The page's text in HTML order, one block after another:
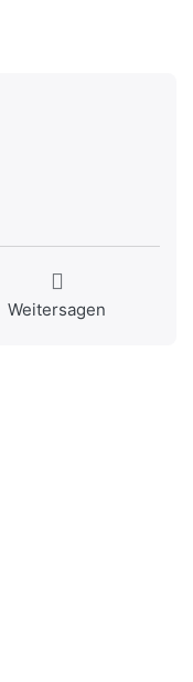
Weitersagen